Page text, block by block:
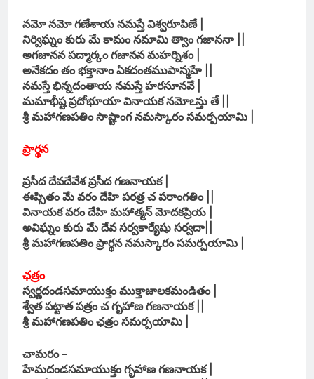
నమో నమో గణేశాయ నమస్తే విశ్వరూపిణే |
నిర్విఘ్నం కురు మే కామం నమామి త్వాం గజాననా ||
అగజానన పద్మార్కం గజానన మహర్నిశం |
అనేకదం తం భక్తానాం ఏకదంతముపాస్మహే ||
నమస్తే భిన్నదంతాయ నమస్తే హరసూనవే |
మమాభీష్ట ప్రదోభూయా వినాయక నమోఽస్తు తే ||
శ్రీ మహాగణపతిం సాష్టాంగ నమస్కారం సమర్పయామి |
ప్రార్థన
ప్రసీద దేవదేవేశ ప్రసీద గణనాయక |
ఈప్సితం మే వరం దేహి పరత్ర చ పరాంగతిం ||
వినాయక వరం దేహి మహాత్మన్ మోదకప్రియ |
అవిఘ్నం కురు మే దేవ సర్వకార్యేషు సర్వదా||
శ్రీ మహాగణపతిం ప్రార్థన నమస్కారం సమర్పయామి |
ఛత్రం
స్వర్ణదండసమాయుక్తం ముక్తాజాలకమండితం |
శ్వేత పట్టాత పత్రం చ గృహాణ గణనాయక ||
శ్రీ మహాగణపతిం ఛత్రం సమర్పయామి |
చామరం –
హేమదండసమాయుక్తం గృహాణ గణనాయక |